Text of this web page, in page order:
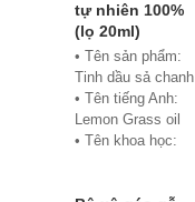
• Thành phần chiết
xuất: lá
• Phương pháp
chiết xuất: Chưng
cất hơi nước
• Hình thức: Chất
lỏng
tự nhiên 100%
(lọ 20ml)
• Tên sản phẩm:
Tinh dầu sả chanh
• Tên tiếng Anh:
Lemon Grass oil
• Tên khoa học: